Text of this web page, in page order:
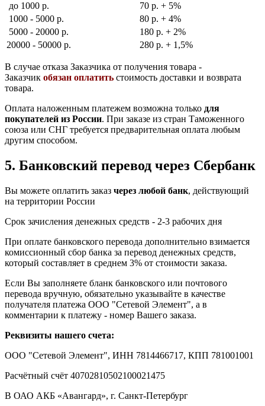
до 1000 р.
70 р. + 5%
1000 - 5000 р.
80 р. + 4%
5000 - 20000 р.
180 р. + 2%
20000 - 50000 р.
280 р. + 1,5%
В случае отказа Заказчика от получения товара -
Заказчик обязан оплатить стоимость доставки и возврата
товара.
Оплата наложенным платежем возможна только для
покупателей из России. При заказе из стран Таможенного
союза или СНГ требуется предварительная оплата любым
другим способом.
5. Банковский перевод через Сбербанк
Вы можете оплатить заказ через любой банк, действующий
на территории России
Срок зачисления денежных средств - 2-3 рабочих дня
При оплате банковского перевода дополнительно взимается
комиссионный сбор банка за перевод денежных средств,
который составляет в среднем 3% от стоимости заказа.
Если Вы заполняете бланк банковского или почтового
перевода вручную, обязательно указывайте в качестве
получателя платежа ООО "Сетевой Элемент", а в
комментарии к платежу - номер Вашего заказа.
Реквизиты нашего счета:
ООО "Сетевой Элемент", ИНН 7814466717, КПП 781001001
Расчётный счёт 40702810502100021475
В ОАО АКБ «Авангард», г. Санкт-Петербург